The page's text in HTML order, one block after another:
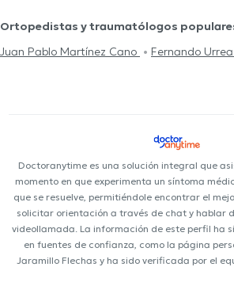
Ortopedistas y traumatólogos
Juan Pablo Martínez Cano
Fernando
Doctoranytime es una solución integral que
momento en que experimenta un síntoma
que se resuelve, permitiéndole encontrar el
solicitar orientación a través de chat y hablar
videollamada. La información de este perfil ha
en fuentes de confianza, como la página
Jaramillo Flechas y ha sido verificada por el